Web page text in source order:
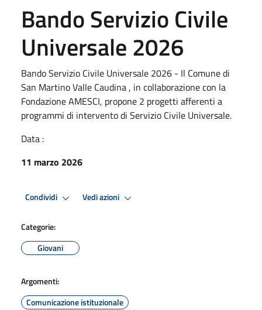
Bando Servizio Civile
Universale 2026
Bando Servizio Civile Universale 2026 - Il Comune di
San Martino Valle Caudina , in collaborazione con la
Fondazione AMESCI, propone 2 progetti afferenti a
programmi di intervento di Servizio Civile Universale.
Data :
11 marzo 2026
Condividi Vedi azioni
Categorie:
Giovani
Argomenti:
Comunicazione istituzionale